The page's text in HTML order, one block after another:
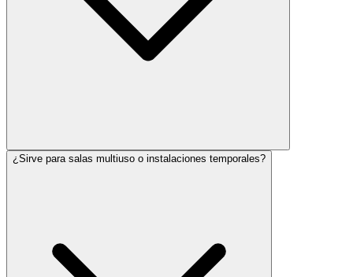
¿Sirve para salas multiuso o instalaciones temporales?